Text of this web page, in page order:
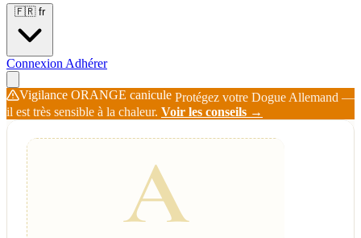
🇫🇷 fr
Connexion Adhérer
Vigilance ORANGE canicule Protégez votre Dogue Allemand —
il est très sensible à la chaleur. Voir les conseils →
A